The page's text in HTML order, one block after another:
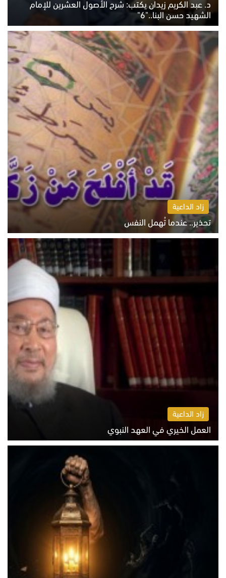
د. عبد الكريم زيدان يكتب: شرح الأصول العشرين للإمام
الشهيد حسن البنا.."6"
الاثنين 10 أغسطس 2026 10:48 ص
زاد الداعية
تحذير.. عندما تُهمل النفس
الاثنين 10 أغسطس 2026 11:11 ص
زاد الداعية
العمل الخيري في العهد النبوي
الاثنين 10 أغسطس 2026 10:55 ص